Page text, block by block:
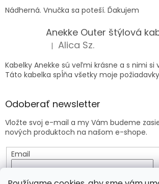
Nádherná. Vnučka sa poteší. Ďakujem
Anekke Outer štýlová
Hodnotenie produktu je 5 z 5
| Alica Sz.
Kabelky Anekke sú veľmi krásne a s nimi si
Táto kabelka spĺňa všetky moje
Odoberať newsletter
Vložte svoj e-mail a my Vám budeme
nových produktoch na našom e-shope.
Email